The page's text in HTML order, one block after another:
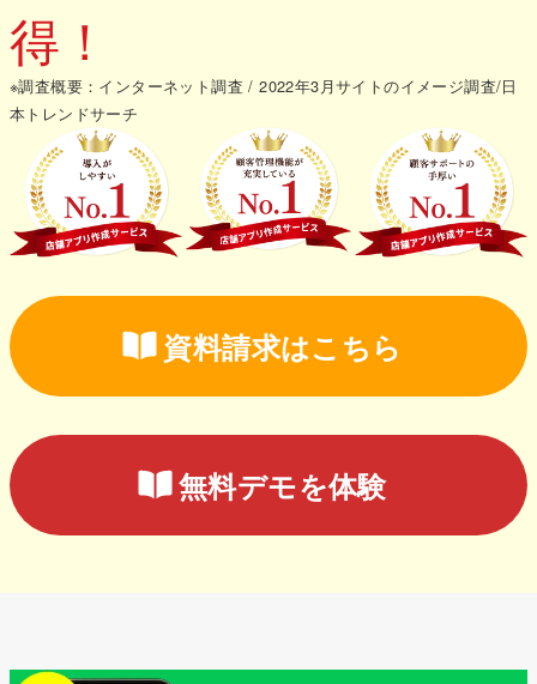
得！
※調査概要：インターネット調査 / 2022年3月サイトのイメージ調査/日
本トレンドサーチ
資料請求はこちら
無料デモを体験